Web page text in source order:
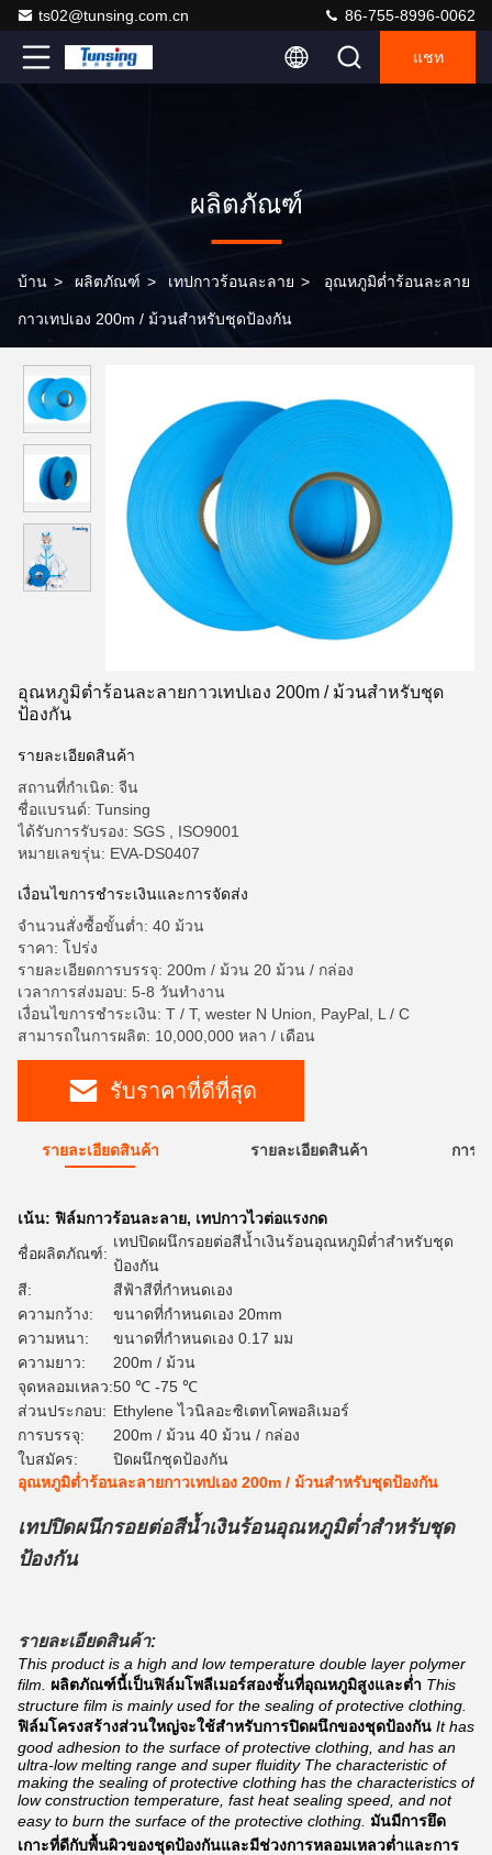
ts02@tunsing.com.cn 86-755-8996-0062
แชท
ผลิตภัณฑ์
บ้าน > ผลิตภัณฑ์ > เทปกาวร้อนละลาย > อุณหภูมิต่ำร้อนละลาย
กาวเทปเอง 200m / ม้วนสำหรับชุดป้องกัน
อุณหภูมิต่ำร้อนละลายกาวเทปเอง 200m / ม้วนสำหรับชุด
ป้องกัน
รายละเอียดสินค้า
สถานที่กำเนิด: จีน
ชื่อแบรนด์: Tunsing
ได้รับการรับรอง: SGS , ISO9001
หมายเลขรุ่น: EVA-DS0407
เงื่อนไขการชำระเงินและการจัดส่ง
จำนวนสั่งซื้อขั้นต่ำ: 40 ม้วน
ราคา: โปร่ง
รายละเอียดการบรรจุ: 200m / ม้วน 20 ม้วน / กล่อง
เวลาการส่งมอบ: 5-8 วันทำงาน
เงื่อนไขการชำระเงิน: T / T, wester N Union, PayPal, L / C
สามารถในการผลิต: 10,000,000 หลา / เดือน
รับราคาที่ดีที่สุด
รายละเอียดสินค้า รายละเอียดสินค้า การ
เน้น: ฟิล์มกาวร้อนละลาย, เทปกาวไวต่อแรงกด
ชื่อผลิตภัณฑ์:
เทปปิดผนึกรอยต่อสีน้ำเงินร้อนอุณหภูมิต่ำสำหรับชุด
ป้องกัน
สี:
สีฟ้าสีที่กำหนดเอง
ความกว้าง:
ขนาดที่กำหนดเอง 20mm
ความหนา:
ขนาดที่กำหนดเอง 0.17 มม
ความยาว:
200m / ม้วน
จุดหลอมเหลว:50 ℃ -75 ℃
ส่วนประกอบ: Ethylene ไวนิลอะซิเตทโคพอลิเมอร์
การบรรจุ:
200m / ม้วน 40 ม้วน / กล่อง
ใบสมัคร:
ปิดผนึกชุดป้องกัน
อุณหภูมิต่ำร้อนละลายกาวเทปเอง 200m / ม้วนสำหรับชุดป้องกัน
เทปปิดผนึกรอยต่อสีน้ำเงินร้อนอุณหภูมิต่ำสำหรับชุด
ป้องกัน
รายละเอียดสินค้า:
This product is a high and low temperature double layer polymer
film.
ผลิตภัณฑ์นี้เป็นฟิล์มโพลีเมอร์สองชั้นที่อุณหภูมิสูงและต่ำ This
structure film is mainly used for the sealing of protective clothing.
ฟิล์มโครงสร้างส่วนใหญ่จะใช้สำหรับการปิดผนึกของชุดป้องกัน It has
good adhesion to the surface of protective clothing, and has an
ultra-low melting range and super fluidity The characteristic of
making the sealing of protective clothing has the characteristics of
low construction temperature, fast heat sealing speed, and not
easy to burn the surface of the protective clothing. มันมีการยึด
เกาะที่ดีกับพื้นผิวของชุดป้องกันและมีช่วงการหลอมเหลวต่ำและการ